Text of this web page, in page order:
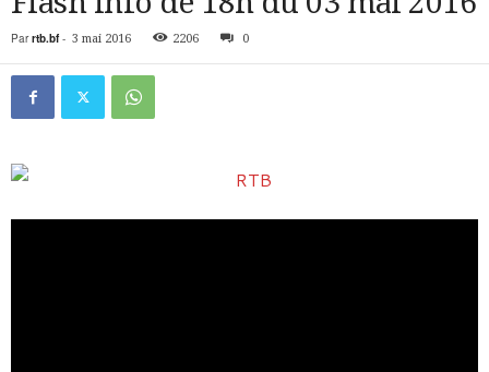
Par rtb.bf- 3 mai 2016 2206 0